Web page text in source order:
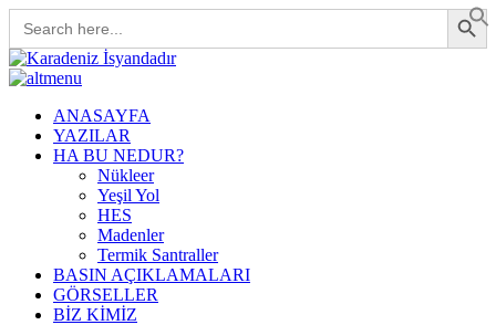
Search
for:
Search Button
ANASAYFA
YAZILAR
HA BU NEDUR?
Nükleer
Yeşil Yol
HES
Madenler
Termik Santraller
BASIN AÇIKLAMALARI
GÖRSELLER
BİZ KİMİZ